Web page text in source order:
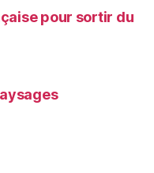
pour sortir du